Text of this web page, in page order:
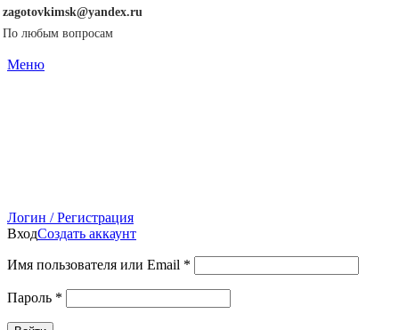
zagotovkimsk@yandex.ru
По любым вопросам
Меню
Логин / Регистрация
ВходСоздать аккаунт
Имя пользователя или Email *
Пароль *